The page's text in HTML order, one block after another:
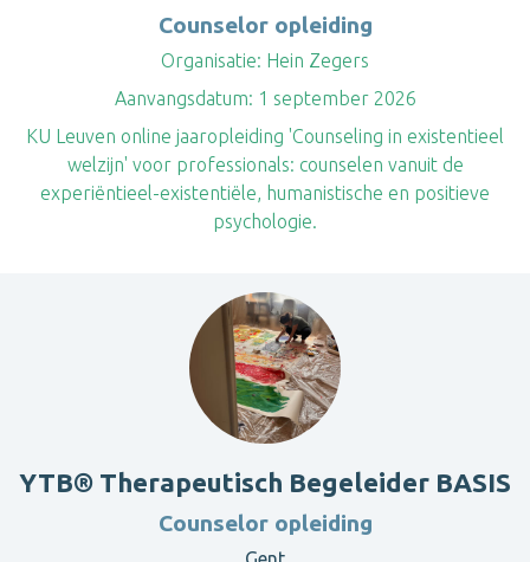
Counselor opleiding
Organisatie: Hein Zegers
Aanvangsdatum: 1 september 2026
KU Leuven online jaaropleiding 'Counseling in existentieel
welzijn' voor professionals: counselen vanuit de
experiëntieel-existentiële, humanistische en positieve
psychologie.
YTB® Therapeutisch Begeleider BASIS
Counselor opleiding